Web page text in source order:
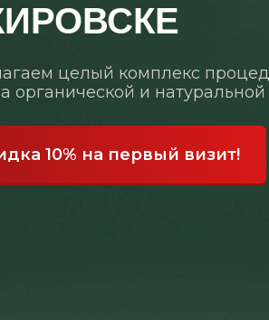
целый комплекс
органической и
10% на первый визит!